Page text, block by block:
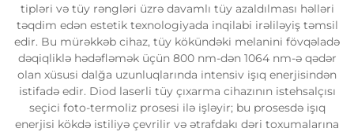
tipləri və tüy rəngləri üzrə davamlı tüy azaldılması həlləri
təqdim edən estetik texnologiyada inqilabi irəliləyiş təmsil
edir. Bu mürəkkəb cihaz, tüy kökündəki melanini fövqəladə
dəqiqliklə hədəfləmək üçün 800 nm-dən 1064 nm-ə qədər
olan xüsusi dalğa uzunluqlarında intensiv işıq enerjisindən
istifadə edir. Diod laserli tüy çıxarma cihazının istehsalçısı
seçici foto-termoliz prosesi ilə işləyir; bu prosesdə işıq
enerjisi kökdə istiliyə çevrilir və ətrafdakı dəri toxumalarına